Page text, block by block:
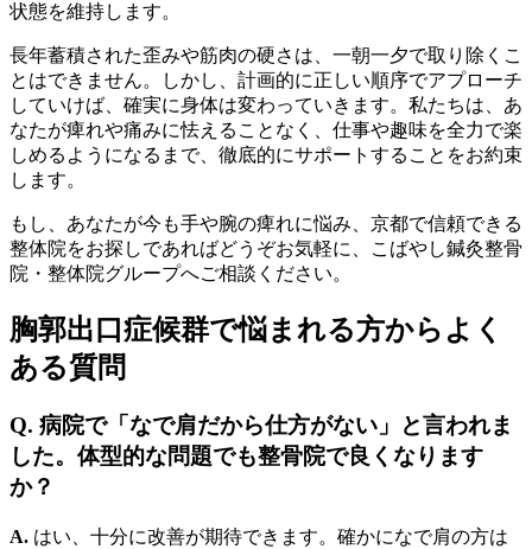
状態を維持します。
長年蓄積された歪みや筋肉の硬さは、一朝一夕で取り除くこ
とはできません。しかし、計画的に正しい順序でアプローチ
していけば、確実に身体は変わっていきます。私たちは、あ
なたが痺れや痛みに怯えることなく、仕事や趣味を全力で楽
しめるようになるまで、徹底的にサポートすることをお約束
します。
もし、あなたが今も手や腕の痺れに悩み、京都で信頼できる
整体院をお探しであればどうぞお気軽に、こばやし鍼灸整骨
院・整体院グループへご相談ください。
胸郭出口症候群で悩まれる方からよく
ある質問
Q. 病院で「なで肩だから仕方がない」と言われま
した。体型的な問題でも整骨院で良くなります
か？
A. はい、十分に改善が期待できます。確かになで肩の方は